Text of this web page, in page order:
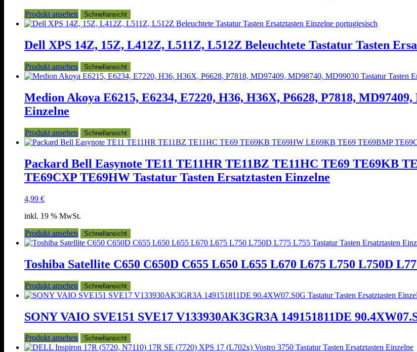
Produkt ansehen Schnellansicht
Dell XPS 14Z, 15Z, L412Z, L511Z, L512Z Beleuchtete Tastatur Tasten
Produkt ansehen Schnellansicht
Medion Akoya E6215, E6234, E7220, H36, H36X, P6628, P7818,
Einzelne
Produkt ansehen Schnellansicht
Packard Bell Easynote TE11 TE11HR TE11BZ TE11HC TE69 TE69KB
TE69CXP TE69HW Tastatur Tasten Ersatztasten Einzelne
4,99 €
inkl. 19 % MwSt.
Produkt ansehen
Schnellansicht
Toshiba Satellite C650 C650D C655 L650 L655 L670 L675 L750 L750D
Produkt ansehen Schnellansicht
SONY VAIO SVE151 SVE17 V133930AK3GR3A 149151811DE
Produkt ansehen Schnellansicht